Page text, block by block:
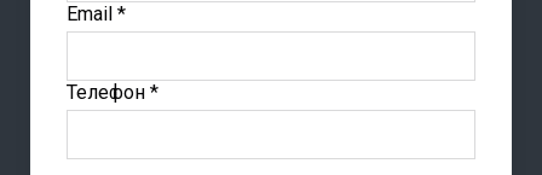
Email *
Телефон *